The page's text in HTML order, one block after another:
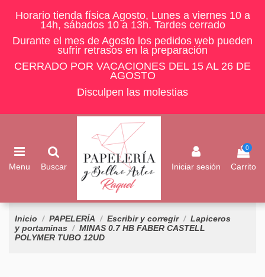
Horario tienda física Agosto, Lunes a viernes 10 a
14h, sábados 10 a 13h. Tardes cerrado
Durante el mes de Agosto los pedidos web pueden
sufrir retrasos en la preparación
CERRADO POR VACACIONES DEL 15 AL 26 DE
AGOSTO
Disculpen las molestias
Menu Buscar Iniciar sesión
0
Carrito
Inicio PAPELERÍA Escribir y corregir
Lapiceros
y portaminas
MINAS 0.7 HB FABER CASTELL
POLYMER TUBO 12UD